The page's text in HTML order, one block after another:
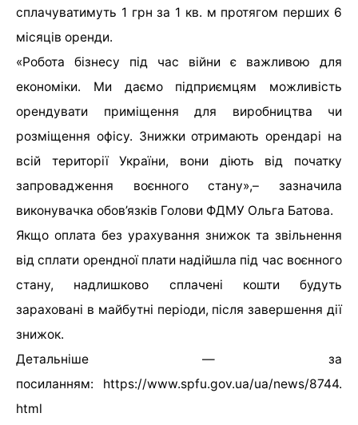
сплачуватимуть 1 грн за 1 кв. м протягом перших 6
місяців оренди.
«Робота бізнесу під час війни є важливою для
економіки. Ми даємо підприємцям можливість
орендувати приміщення для виробництва чи
розміщення офісу. Знижки отримають орендарі на
всій території України, вони діють від початку
запровадження воєнного стану»,– зазначила
виконувачка обов’язків Голови ФДМУ Ольга Батова.
Якщо оплата без урахування знижок та звільнення
від сплати орендної плати надійшла під час воєнного
стану, надлишково сплачені кошти будуть
зараховані в майбутні періоди, після завершення дії
знижок.
Детальніше — за
посиланням: https://www.spfu.gov.ua/ua/news/8744.
html